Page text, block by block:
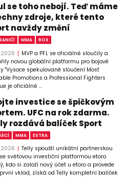
se toho nebojí. Teď máme
zdroje, které tento
navždy změní
MMA BOX
MVP a PFL se oficiálně sloučily a
novou globální platformu pro bojové
"Vysoce spekulované sloučení Most
Promotions a Professional Fighters
je oficiálně ...
investice se špičkovým
UFC na rok zdarma.
rozdává balíček Sport
MMA EXTRA
Telly spouští unikátní partnerskou
světovou investiční platformou etoro.
kdo si založí nový účet u etoro a provede
vklad, získá od Telly kompletní balíček